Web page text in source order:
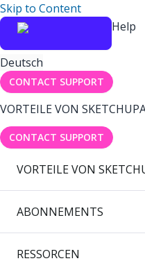
Skip to Content
Help
Deutsch
CONTACT SUPPORT
VORTEILE VON SKETCHUP
CONTACT SUPPORT
VORTEILE VON
ABONNEMENTS
RESSORCEN